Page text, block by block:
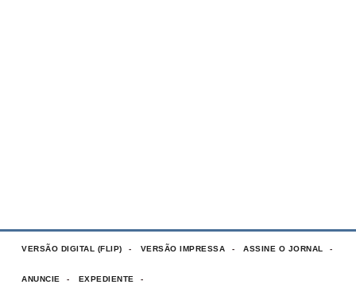
VERSÃO DIGITAL (FLIP) VERSÃO IMPRESSA ASSINE O JORNAL
ANUNCIE EXPEDIENTE